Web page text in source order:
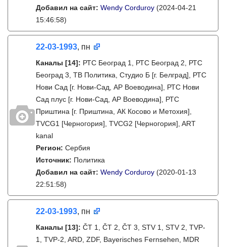
Добавил на сайт: Wendy Corduroy (2024-04-21
15:46:58)
22-03-1993, пн
Каналы [14]: РТС Београд 1, РТС Београд 2, РТС
Београд 3, ТВ Политика, Студио Б [г. Белград], РТС
Нови Сад [г. Нови-Сад, АР Воеводина], РТС Нови
Сад плус [г. Нови-Сад, АР Воеводина], РТС
Приштина [г. Приштина, АК Косово и Метохия],
TVCG1 [Черногория], TVCG2 [Черногория], ART
kanal
Регион: Сербия
Источник: Политика
Добавил на сайт: Wendy Corduroy (2020-01-13
22:51:58)
22-03-1993, пн
Каналы [13]: ČT 1, ČT 2, ČT 3, STV 1, STV 2, TVP-
1, TVP-2, ARD, ZDF, Bayerisches Fernsehen, MDR